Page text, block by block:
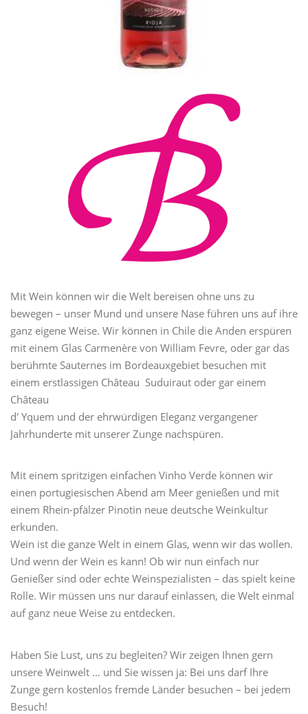
Mit Wein können wir die Welt bereisen ohne uns zu
bewegen – unser Mund und unsere Nase führen uns auf ihre
ganz eigene Weise. Wir können in Chile die Anden erspüren
mit einem Glas Carmenère von William Fevre, oder gar das
berühmte Sauternes im Bordeauxgebiet besuchen mit
einem erstlassigen Château Suduiraut oder gar einem
Château
d' Yquem und der ehrwürdigen Eleganz vergangener
Jahrhunderte mit unserer Zunge nachspüren.
Mit einem spritzigen einfachen Vinho Verde können wir
einen portugiesischen Abend am Meer genießen und mit
einem Rhein-pfälzer Pinotin neue deutsche Weinkultur
erkunden.
Wein ist die ganze Welt in einem Glas, wenn wir das wollen.
Und wenn der Wein es kann! Ob wir nun einfach nur
Genießer sind oder echte Weinspezialisten – das spielt keine
Rolle. Wir müssen uns nur darauf einlassen, die Welt einmal
auf ganz neue Weise zu entdecken.
Haben Sie Lust, uns zu begleiten? Wir zeigen Ihnen gern
unsere Weinwelt … und Sie wissen ja: Bei uns darf Ihre
Zunge gern kostenlos fremde Länder besuchen – bei jedem
Besuch!